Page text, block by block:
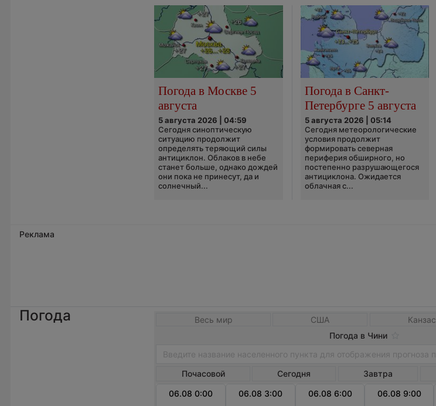
Погода в Москве 5
августа
5 августа 2026 | 04:59
Сегодня синоптическую
ситуацию продолжит
определять теряющий силы
антициклон. Облаков в небе
станет больше, однако дождей
они пока не принесут, да и
солнечный...
Погода в Санкт-
Петербурге 5 августа
5 августа 2026 | 05:14
Сегодня метеорологические
условия продолжит
формировать северная
периферия обширного, но
постепенно разрушающегося
антициклона. Ожидается
облачная с...
Реклама
Погода Весь мир США Канзас
Погода в Чини
Почасовой Сегодня Завтра
06.08 0:00
06.08 3:00 06.08 6:00 06.08 9:00